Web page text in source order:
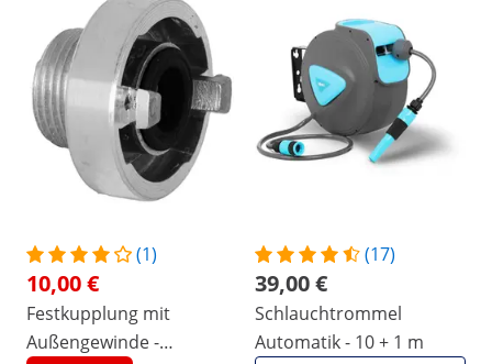
(1)
10,00 €
Festkupplung mit
Außengewinde -
(17)
39,00 €
Schlauchtrommel
Automatik - 10 + 1 m